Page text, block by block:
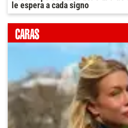
le espera a cada signo